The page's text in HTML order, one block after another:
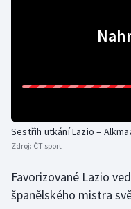
Jezdectví
Krasobruslení
Sestřih utkání Lazio –
Zdroj: ČT sport
Favorizované Lazio
španělského mistra